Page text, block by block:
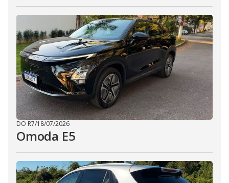
DO R7/18/07/2026
Omoda E5